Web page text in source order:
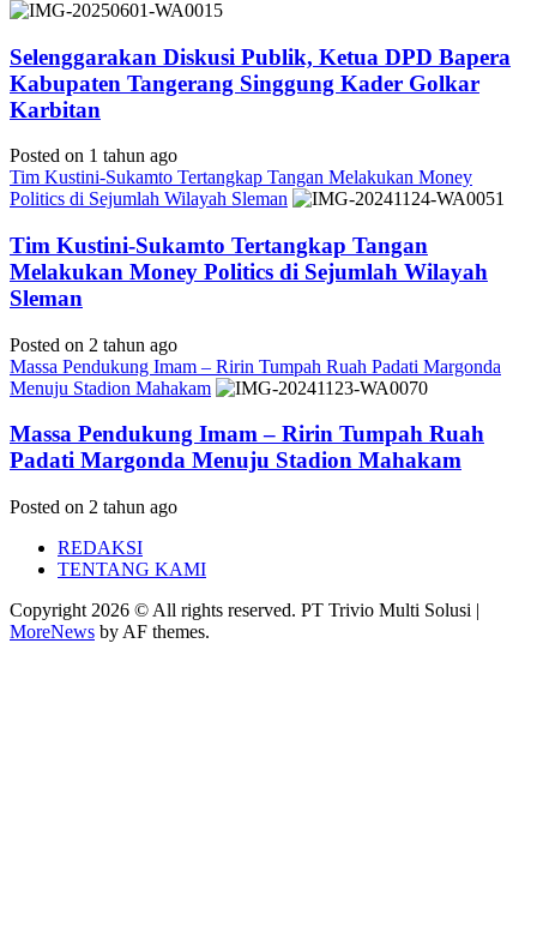
Selenggarakan Diskusi Publik, Ketua DPD Bapera
Kabupaten Tangerang Singgung Kader Golkar
Karbitan
Posted on 1 tahun ago
Tim Kustini-Sukamto Tertangkap Tangan Melakukan Money
Politics di Sejumlah Wilayah Sleman
Tim Kustini-Sukamto Tertangkap Tangan
Melakukan Money Politics di Sejumlah Wilayah
Sleman
Posted on 2 tahun ago
Massa Pendukung Imam – Ririn Tumpah Ruah Padati Margonda
Menuju Stadion Mahakam
Massa Pendukung Imam – Ririn Tumpah Ruah
Padati Margonda Menuju Stadion Mahakam
Posted on 2 tahun ago
REDAKSI
TENTANG KAMI
Copyright 2026 © All rights reserved. PT Trivio Multi Solusi |
MoreNews by AF themes.